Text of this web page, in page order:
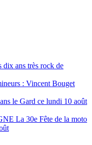
ans très rock de
: Vincent Bouget
le Gard ce lundi 10 août
La 30e Fête de la moto